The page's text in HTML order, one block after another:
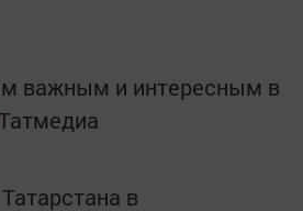
важным и интересным в
в